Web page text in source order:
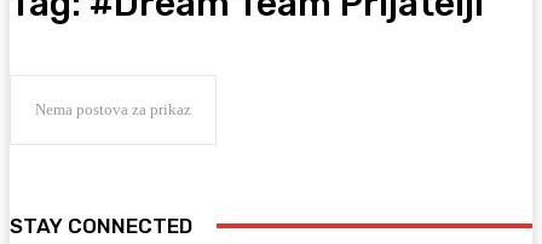
Nema postova za prikaz
STAY CONNECTED